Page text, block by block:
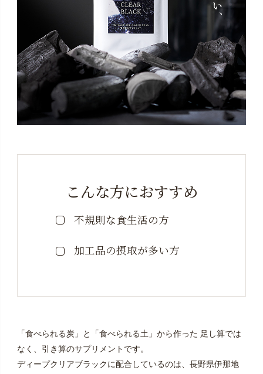
す。ポスト投函口が小さい場合、対面にてお渡しにな
りますので、ご不在時には「不在通知」より直接配送
会社へ再配達をご依頼ください。お申し込みステップ
でご指定いただく「お届け日」は、当社からの「出荷
日の目安」となりご到着日ではございません。お届け
目安は1～３日ですが多少前後する場合もございます。
「出荷日」が休日にあたる場合や、連休等で込み合う
時期等に、余裕を持って早めに出荷する場合もござい
※5回目以降のお休み（スキップ）・解約・出荷日・数量
い合わせフォームにて承ります。直近のご配送分をお
でにお申し出ください。
きません。
定された場合は、マイページからは変更できないた
め、「お問い合わせフォーム」より、住所変更をご依
頼ください。
こんな方におすすめ
不規則な食生活の方
加工品の摂取が多い方
「食べられる炭」と「食べられる土」から作った 足し算では
なく、引き算のサプリメントです。
ディープクリアブラックに配合しているのは、長野県伊那地